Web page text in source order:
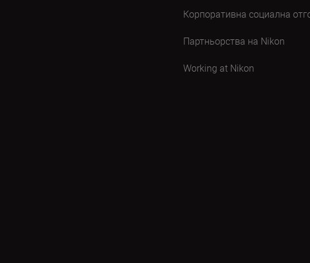
Корпоративна социална
Партньорства на Nikon
Working at Nikon